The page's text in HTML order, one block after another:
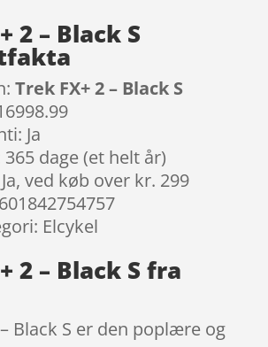
2 – Black S
Trek FX+ 2 – Black S
Ja
dage (et helt år)
ved køb over kr. 299
Elcykel
2 – Black S fra
Black S er den poplære og